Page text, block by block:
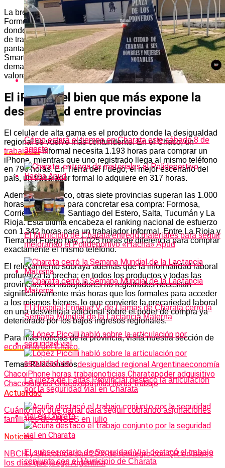
La brecha se amplía con la indumentaria. El Chaco, junto a
Formosa y Santiago del Estero, figura entre los distritos
donde la compra de un jean de marca supera las 95 horas
de trabajo, mientras que en Tierra del Fuego el mismo
pantalón se consigue con 41 horas. El patrón se repite con el
Smart TV de 50 pulgadas: mientras en Tierra del Fuego
demanda 114 horas, en las provincias del NEA y el norte los
valores son los más elevados del país.
El iPhone, el bien que más expone la
desigualdad entre provincias
El celular de alta gama es el producto donde la desigualdad
regional se vuelve más contundente. En el Chaco, un
trabajadorinformal necesita 1.193 horas para comprar un
iPhone, mientras que uno registrado llega al mismo teléfono
en 796 horas. En Tierra del Fuego, el mejor escenario del
país, un trabajador formal lo adquiere en 317 horas.
Además del Chaco, otras siete provincias superan las 1.000
horas necesarias para concretar esa compra: Formosa,
Corrientes, Jujuy, Santiago del Estero, Salta, Tucumán y La
Rioja. Esta última encabeza el ranking nacional de esfuerzo
con 1.342 horas para un trabajador informal. Entre La Rioja y
Tierra del Fuego hay 1.025 horas de diferencia para comprar
exactamente el mismo teléfono.
El relevamiento subraya además que la informalidad laboral
profundiza la brecha: en todos los productos y todas las
provincias, los trabajadores no registrados necesitan
significativamente más horas que los formales para acceder
a los mismos bienes, lo que convierte la precariedad laboral
en una desventaja adicional sobre el poder de compra ya
deteriorado por los bajos ingresos regionales.
Para más noticias de la provincia, visitá nuestra sección de
economía del Chaco.
Temas Relacionadosdesigualdad regional Argentinaeconomía
ChacoiPhone horas trabajonoticias Charatapoder adquisitivo
Chacosalarios Chacozapatillas horas trabajo
Actualidad
Cuánto hay que ganar para seguir cobrando asignaciones
familiares de ANSES en julio
Noticias
NBCH y Unicobros dan 20% de reintegro con QR en bares
los días que juega Argentina
Cómo estará el tiempo en Charata este sábado 8 de
agosto
El Municipio de Charata entregó materiales para seguir
mejorando el Polideportivo «Hacha» Apud
El Hospital Enrique V. de Llamas de Charata cerró la
Semana Mundial de la Lactancia Materna
La jueza de Faltas Provincial destacó la articulación
por la seguridad vial en Charata
El subsecretario de Seguridad Vial destacó el trabajo
conjunto con el Municipio de Charata